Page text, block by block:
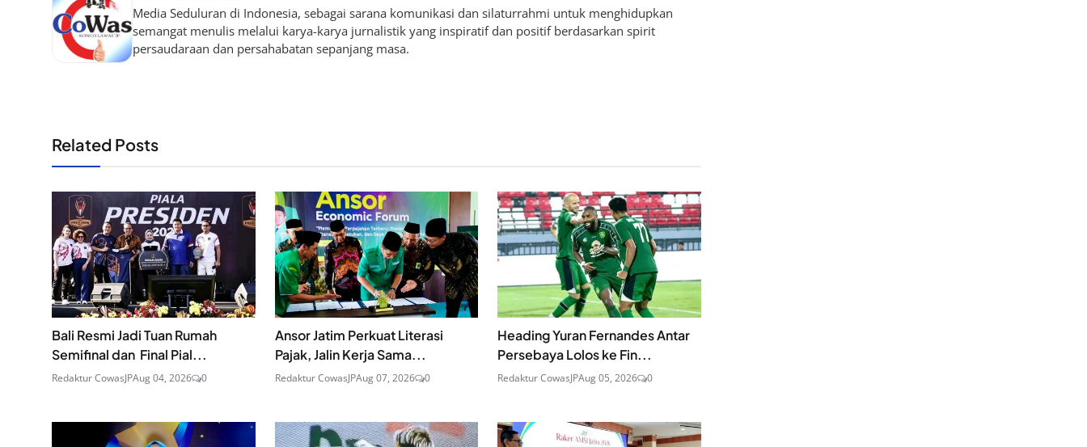
Media Seduluran di Indonesia, sebagai sarana komunikasi dan silaturrahmi untuk menghidupkan
semangat menulis melalui karya-karya jurnalistik yang inspiratif dan positif berdasarkan spirit
persaudaraan dan persahabatan sepanjang masa.
Related Posts
Bali Resmi Jadi Tuan Rumah
Semifinal dan Final Pial...
Redaktur CowasJPAug 04, 2026 0
Ansor Jatim Perkuat Literasi
Pajak, Jalin Kerja Sama...
Redaktur CowasJPAug 07, 2026 0
Heading Yuran Fernandes Antar
Persebaya Lolos ke Fin...
Redaktur CowasJPAug 05, 2026 0